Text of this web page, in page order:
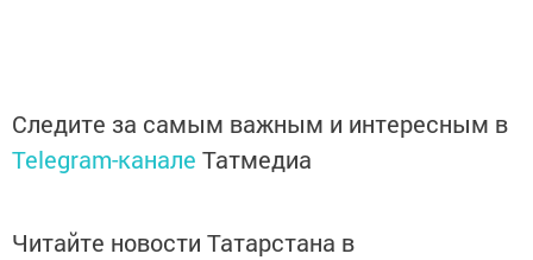
Следите за самым важным и интересным в
Telegram-канале Татмедиа
Читайте новости Татарстана в